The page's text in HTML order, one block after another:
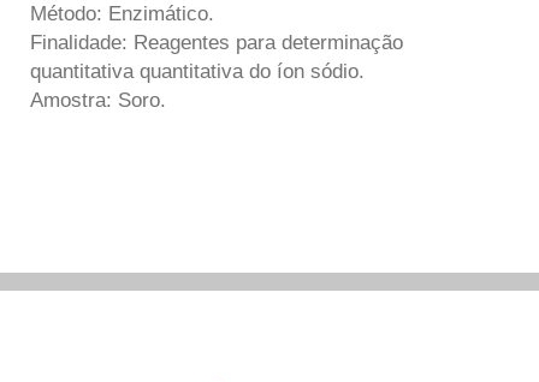
Método: Enzimático.
Finalidade: Reagentes para determinação
quantitativa quantitativa do íon sódio.
Amostra: Soro.